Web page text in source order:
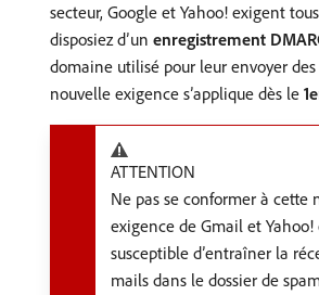
secteur, Google et Yahoo! exigent
disposiez d’un enregistrement
domaine utilisé pour leur envoyer
nouvelle exigence s’applique dès le
ATTENTION
Ne pas se conformer à cette
exigence de Gmail et Yahoo!
susceptible d’entraîner la
mails dans le dossier de